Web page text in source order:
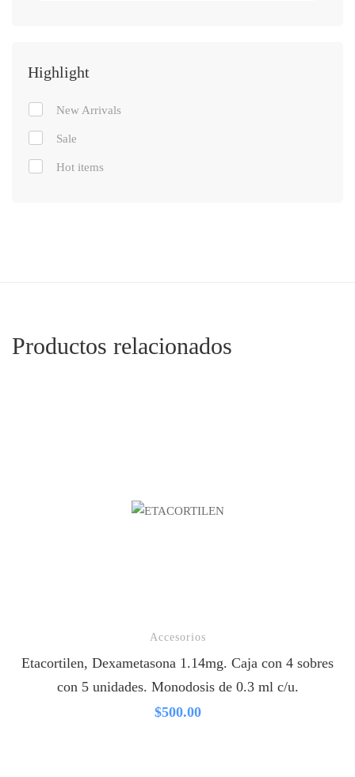
Highlight
New Arrivals
Sale
Hot items
Productos relacionados
Accesorios
Etacortilen, Dexametasona 1.14mg. Caja con 4 sobres
con 5 unidades. Monodosis de 0.3 ml c/u.
$500.00